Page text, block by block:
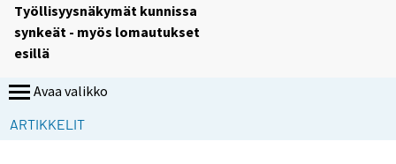
Työllisyysnäkymät kunnissa
synkeät - myös lomautukset
esillä
Avaa valikko
ARTIKKELIT